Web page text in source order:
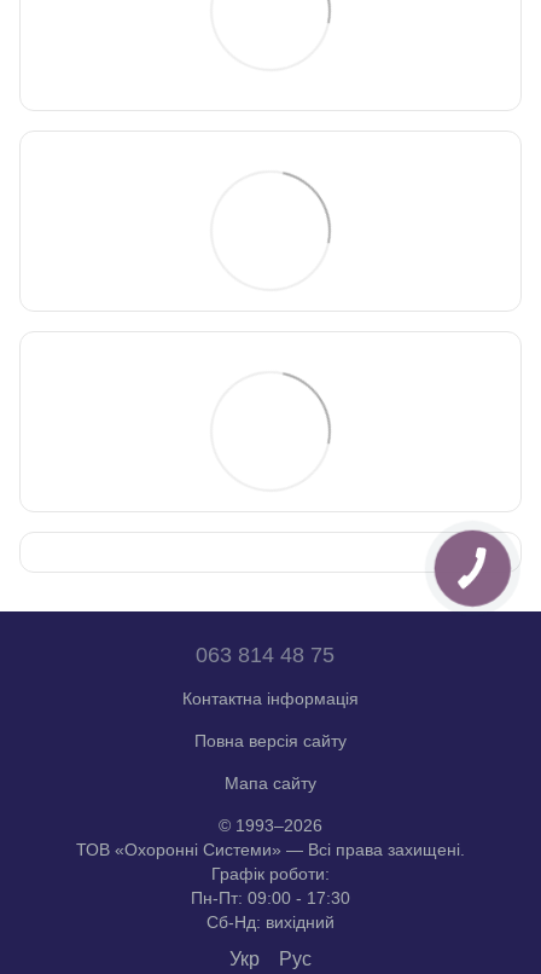
063 814 48 75
Контактна інформація
Повна версія сайту
Мапа сайту
© 1993–2026
ТОВ «Охоронні Системи» — Всі права захищені.
Графік роботи:
Пн-Пт: 09:00 - 17:30
Сб-Нд: вихідний
Укр Рус